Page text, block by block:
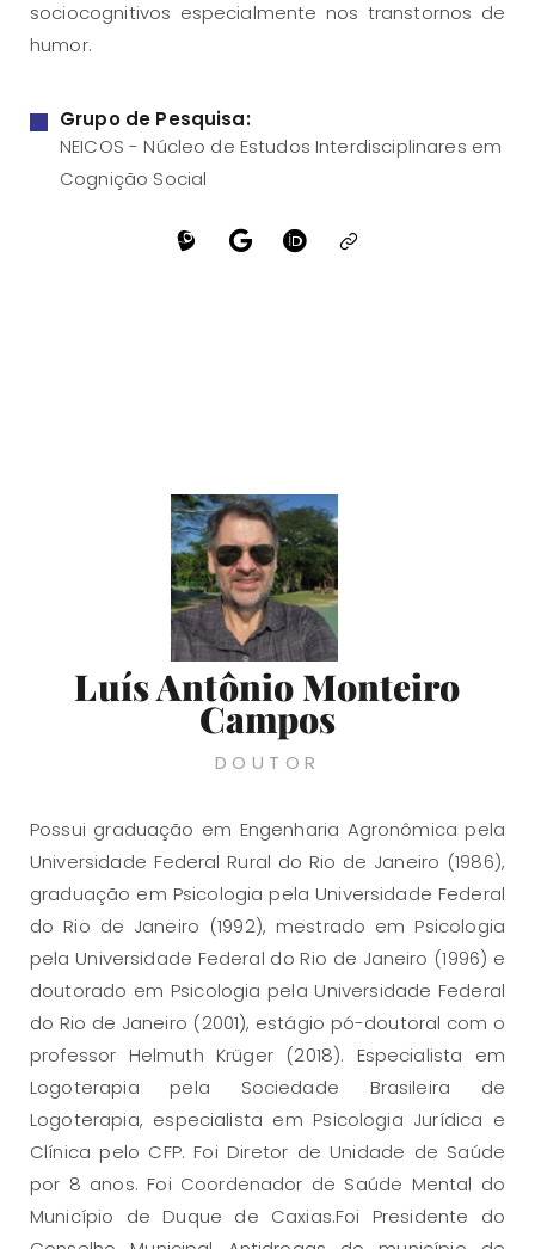
sociocognitivos especialmente nos transtornos de
humor.
Grupo de Pesquisa:
NEICOS - Núcleo de Estudos Interdisciplinares em
Cognição Social
Luís Antônio Monteiro
Campos
DOUTOR
Possui graduação em Engenharia Agronômica pela
Universidade Federal Rural do Rio de Janeiro (1986),
graduação em Psicologia pela Universidade Federal
do Rio de Janeiro (1992), mestrado em Psicologia
pela Universidade Federal do Rio de Janeiro (1996) e
doutorado em Psicologia pela Universidade Federal
do Rio de Janeiro (2001), estágio pó-doutoral com o
professor Helmuth Krüger (2018). Especialista em
Logoterapia pela Sociedade Brasileira de
Logoterapia, especialista em Psicologia Jurídica e
Clínica pelo CFP. Foi Diretor de Unidade de Saúde
por 8 anos. Foi Coordenador de Saúde Mental do
Município de Duque de Caxias.Foi Presidente do